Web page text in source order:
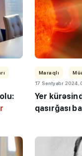
Maraqlı
17 Sentyabr 2024,
Yer
qasırğası